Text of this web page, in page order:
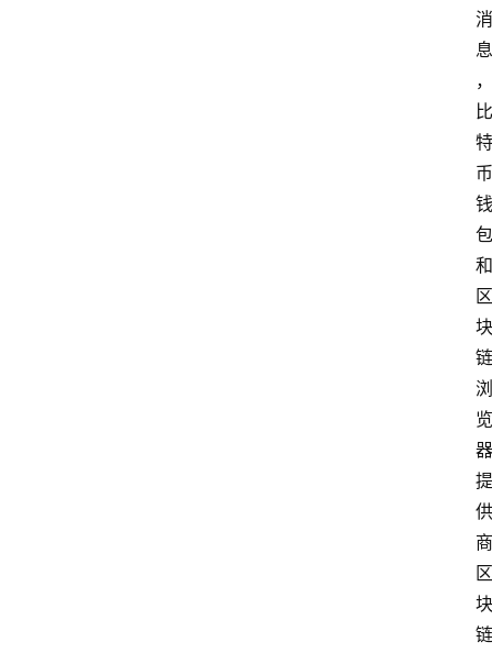
消
息
，
比
特
币
钱
包
和
区
块
链
浏
览
器
提
供
商
区
块
链